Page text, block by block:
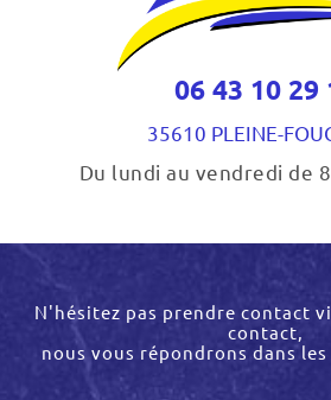
06 43 10 29
35610 PLEINE-
Du lundi au vendredi de
N'hésitez pas prendre contact
contact,
nous vous répondrons dans